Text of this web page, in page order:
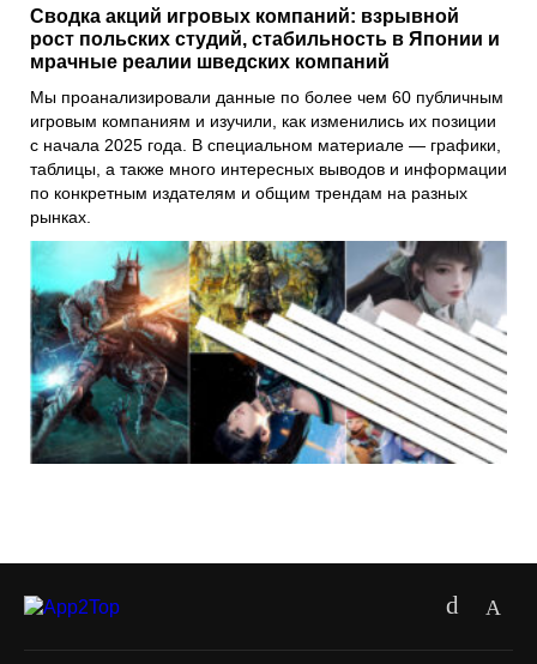
Сводка акций игровых компаний: взрывной
рост польских студий, стабильность в Японии и
мрачные реалии шведских компаний
Мы проанализировали данные по более чем 60 публичным
игровым компаниям и изучили, как изменились их позиции
с начала 2025 года. В специальном материале — графики,
таблицы, а также много интересных выводов и информации
по конкретным издателям и общим трендам на разных
рынках.